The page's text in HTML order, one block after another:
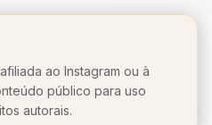
ao Instagram ou à
público para uso
autorais.